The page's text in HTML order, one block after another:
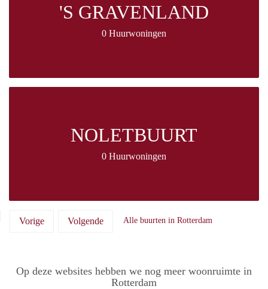
'S GRAVENLAND
0 Huurwoningen
NOLETBUURT
0 Huurwoningen
Vorige Volgende Alle buurten in Rotterdam
Op deze websites hebben we nog meer woonruimte in
Rotterdam